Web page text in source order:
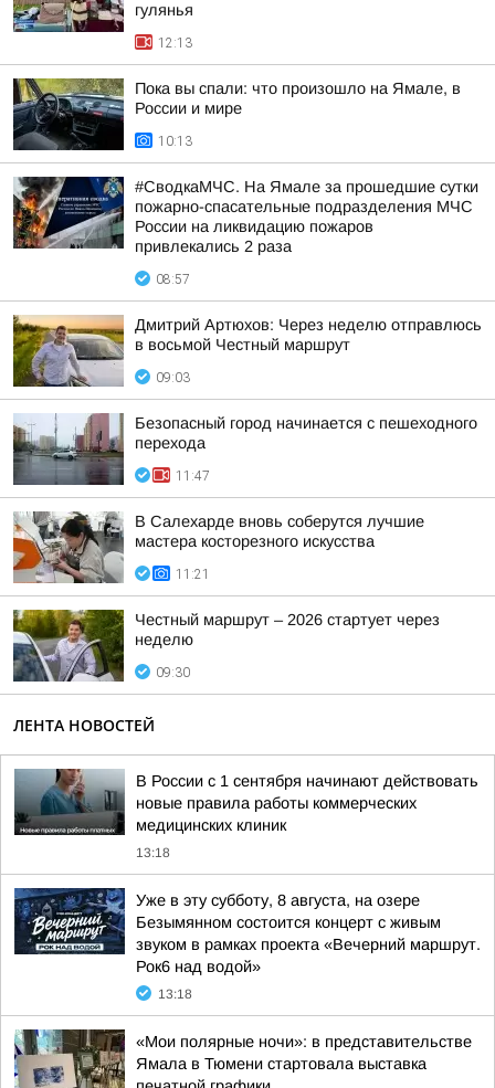
гулянья
12:13
Пока вы спали: что произошло на Ямале, в
России и мире
10:13
#СводкаМЧС. На Ямале за прошедшие сутки
пожарно-спасательные подразделения МЧС
России на ликвидацию пожаров
привлекались 2 раза
08:57
Дмитрий Артюхов: Через неделю отправлюсь
в восьмой Честный маршрут
09:03
Безопасный город начинается с пешеходного
перехода
11:47
В Салехарде вновь соберутся лучшие
мастера косторезного искусства
11:21
Честный маршрут – 2026 стартует через
неделю
09:30
ЛЕНТА НОВОСТЕЙ
В России с 1 сентября начинают действовать
новые правила работы коммерческих
медицинских клиник
13:18
Уже в эту субботу, 8 августа, на озере
Безымянном состоится концерт с живым
звуком в рамках проекта «Вечерний маршрут.
Рок6 над водой»
13:18
«Мои полярные ночи»: в представительстве
Ямала в Тюмени стартовала выставка